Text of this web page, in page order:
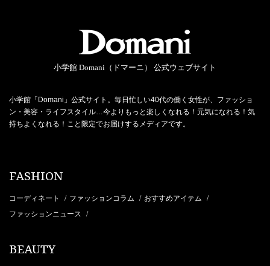
小学館 Domani（ドマーニ） 公式ウェブサイト
小学館「Domani」公式サイト。毎日忙しい40代の働く女性が、ファッショ
ン・美容・ライフスタイル…今よりもっと楽しくなれる！元気になれる！気
持ちよくなれる！こと限定でお届けするメディアです。
FASHION
コーディネート / ファッションコラム / おすすめアイテム /
ファッションニュース /
BEAUTY